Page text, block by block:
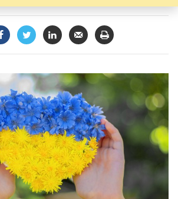
Facebook
TwitterLinkedInVerzenden
Printen